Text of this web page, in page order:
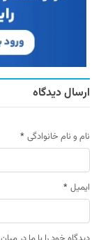
ارسال دیدگاه
نام و نام خانوادگی *
ایمیل *